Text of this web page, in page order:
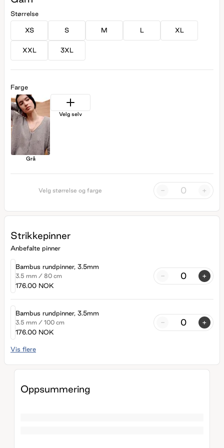
Størrelse
XS S M L XL
XXL 3XL
Farge
Grå
Velg selv
Velg størrelse og farge - +
Strikkepinner
Anbefalte pinner
Bambus rundpinner, 3.5mm
3.5 mm / 80 cm
176.00 NOK
- +
Bambus rundpinner, 3.5mm
3.5 mm / 100 cm
176.00 NOK
- +
Vis flere
Oppsummering